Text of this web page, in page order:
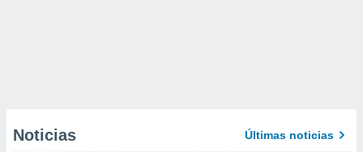
Noticias Últimas noticias